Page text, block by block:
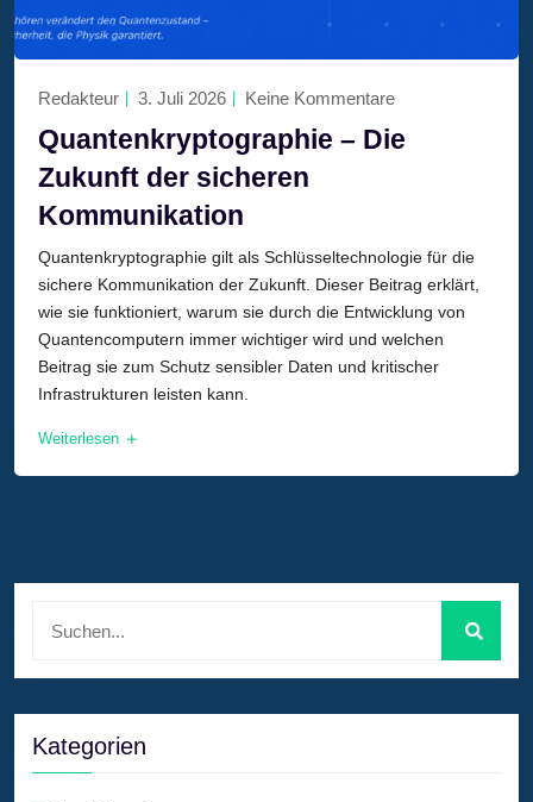
Redakteur 3. Juli 2026 Keine Kommentare
Quantenkryptographie – Die
Zukunft der sicheren
Kommunikation
Quantenkryptographie gilt als Schlüsseltechnologie für die
sichere Kommunikation der Zukunft. Dieser Beitrag erklärt,
wie sie funktioniert, warum sie durch die Entwicklung von
Quantencomputern immer wichtiger wird und welchen
Beitrag sie zum Schutz sensibler Daten und kritischer
Infrastrukturen leisten kann.
Weiterlesen
Kategorien